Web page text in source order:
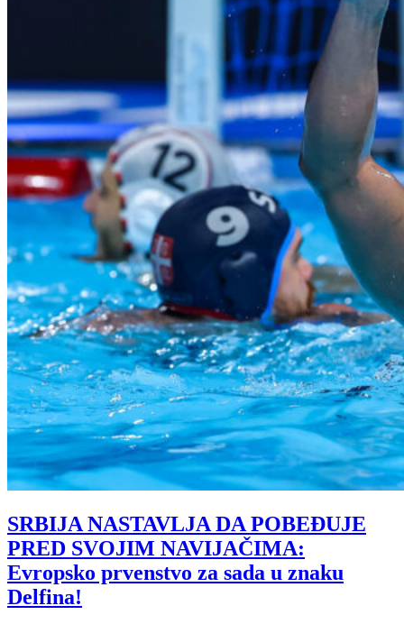
SRBIJA NASTAVLJA DA POBEĐUJE
PRED SVOJIM NAVIJAČIMA:
Evropsko prvenstvo za sada u znaku
Delfina!